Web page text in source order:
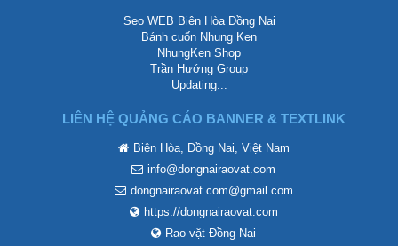
Seo WEB Biên Hòa Đồng Nai
Bánh cuốn Nhung Ken
NhungKen Shop
Trần Hướng Group
Updating...
LIÊN HỆ QUẢNG CÁO BANNER & TEXTLINK
Biên Hòa, Đồng Nai, Việt Nam
info@dongnairaovat.com
dongnairaovat.com@gmail.com
https://dongnairaovat.com
Rao vặt Đồng Nai